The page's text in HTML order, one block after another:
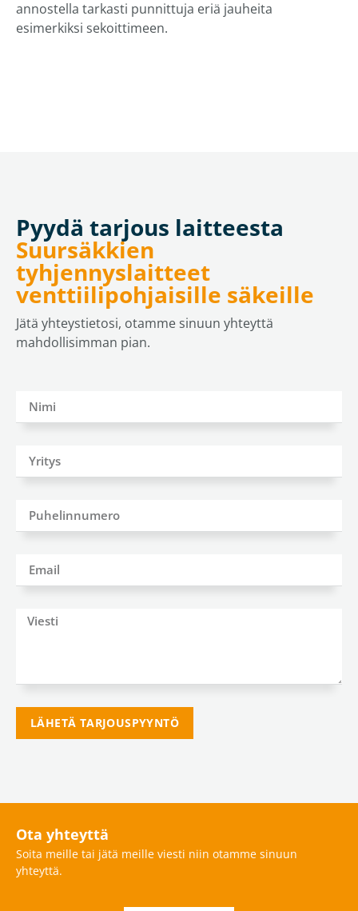
annostella tarkasti punnittuja eriä jauheita
esimerkiksi sekoittimeen.
Pyydä tarjous laitteesta
Suursäkkien
tyhjennyslaitteet
venttiilipohjaisille säkeille
Jätä yhteystietosi, otamme sinuun yhteyttä
mahdollisimman pian.
LÄHETÄ TARJOUSPYYNTÖ
Ota yhteyttä
Soita meille tai jätä meille viesti niin otamme sinuun
yhteyttä.